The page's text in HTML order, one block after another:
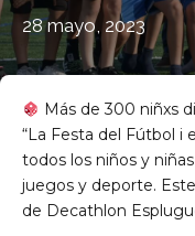
28 mayo, 2023
Más de 300 niñxs
“La Festa del Fútbol i
todos los niños y
juegos y deporte.
de Decathlon